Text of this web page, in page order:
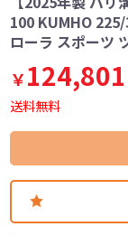
100 KUMHO
ローラ スポーツ
￥124,801
送料無料